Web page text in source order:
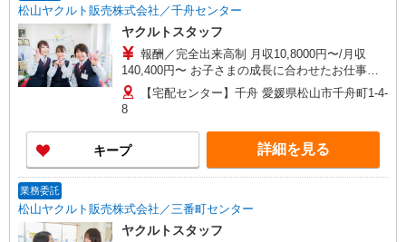
松山ヤクルト販売株式会社／千舟センター
ヤクルトスタッフ
報酬／完全出来高制 月収10,8000円〜/月収
140,400円〜 お子さまの成長に合わせたお仕事の
仕方が出来るのが魅力です！ ※収入補償／基本4
か月 ［1］扶養内の場合 10.2万/月 ［2］扶養外
修期間を除く） ※研修期間中は日当支払いあり 収
入保障期間：4か月
【宅配センター】千舟 愛媛県松山市千舟町1-4-
8
キープ 詳細を見る
業務委託
松山ヤクルト販売株式会社／三番町センター
ヤクルトスタッフ